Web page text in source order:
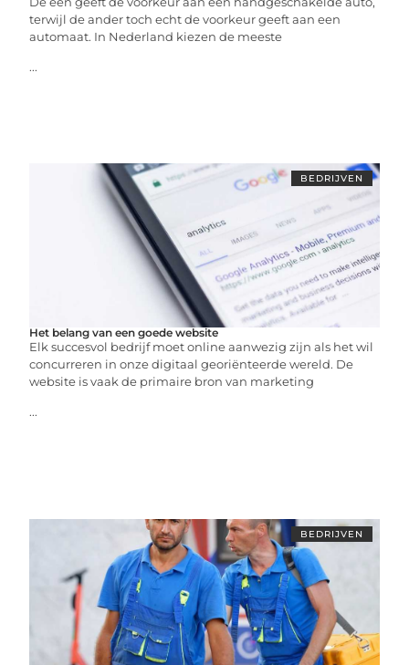
terwijl de ander toch echt de voorkeur geeft aan een
automaat. In Nederland kiezen de meeste
...
BEDRIJVEN
Het belang van een goede website
Elk succesvol bedrijf moet online aanwezig zijn als het wil
concurreren in onze digitaal georiënteerde wereld. De
website is vaak de primaire bron van marketing
...
BEDRIJVEN